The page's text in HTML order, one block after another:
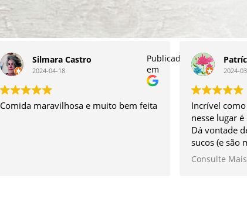
Publicado
em
Silmara Castro
2024-04-18
Comida maravilhosa e muito bem feita
2024-
Incrível
nesse lugar
Dá vontade
sucos (e são
O sanduíche
tempo super
Consulte